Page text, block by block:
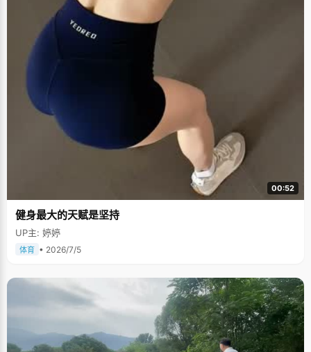
00:52
健身最大的天赋是坚持
UP主: 婷婷
体育 • 2026/7/5